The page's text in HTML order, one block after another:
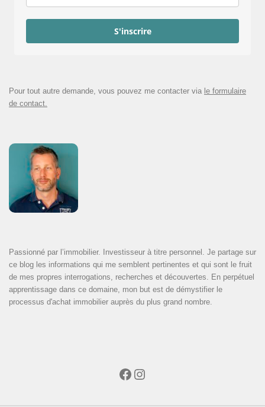
S'inscrire
Pour tout autre demande, vous pouvez me contacter via le formulaire
de contact.
Passionné par l’immobilier. Investisseur à titre personnel. Je partage sur
ce blog les informations qui me semblent pertinentes et qui sont le fruit
de mes propres interrogations, recherches et découvertes. En perpétuel
apprentissage dans ce domaine, mon but est de démystifier le
processus d'achat immobilier auprès du plus grand nombre.
Facebook
Instagram